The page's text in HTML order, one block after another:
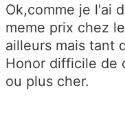
Ok,comme je l'ai
meme prix chez
ailleurs mais tant
Honor difficile de
ou plus cher.